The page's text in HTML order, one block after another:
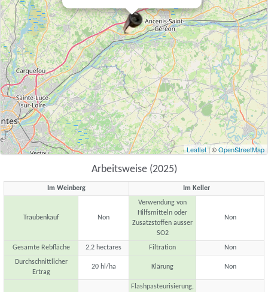
Leaflet | ©OpenStreetMap
Arbeitsweise (2025)
Im Weinberg Im Keller
Traubenkauf Non
Verwendung von
Hilfsmitteln oder
Zusatzstoffen ausser
SO2
Non
Gesamte Rebfläche 2,2 hectares Filtration
Non
Durchschnittlicher
Ertrag
20 hl/ha Klärung Non
Flashpasteurisierung,